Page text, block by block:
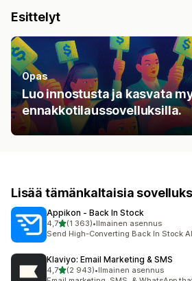
Esittelyt
Opas
Luo innostusta ja kasvata
ennakkotilaussovelluksilla.
Lisää tämänkaltaisia
Appikon ‑ Back In Stock
4,7/ 5 tähteä
(1 363)
1363 arvostelua yhteensä
•Ilmainen asennus
Send High-Converting Back In Stock
Klaviyo: Email Marketing & SMS
4,7/ 5 tähteä
(2 943)
2943 arvostelua yhteensä
•Ilmainen asennus